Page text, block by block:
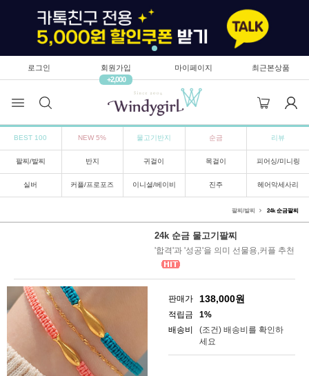
로그인
회원가입
+2,000
마이페이지 최근본상품
BEST 100 NEW 5% 물고기반지 순금 리뷰
팔찌/발찌 반지 귀걸이 목걸이 피어싱/미니링
실버 커플/프로포즈 이니셜/베이비 진주 헤어악세사리
팔찌/발찌 24k 순금팔찌
24k 순금 물고기팔찌
'합격'과 '성공'을 의미 선물용,커플 추천
판매가 138,000원
적립금
1%
배송비
(조건) 배송비를 확인하
세요